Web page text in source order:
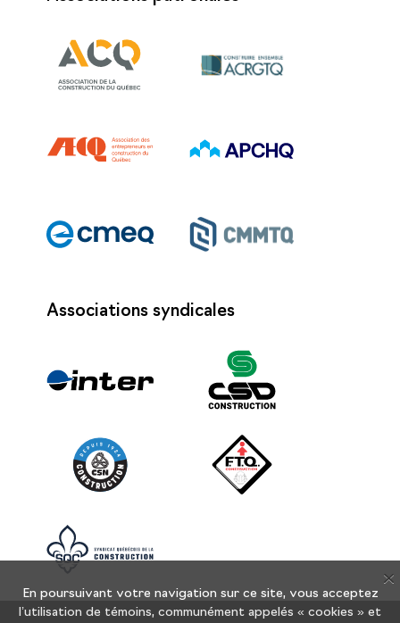
Associations syndicales
X
En poursuivant votre navigation sur ce site, vous acceptez
l’utilisation de témoins, communément appelés « cookies » et